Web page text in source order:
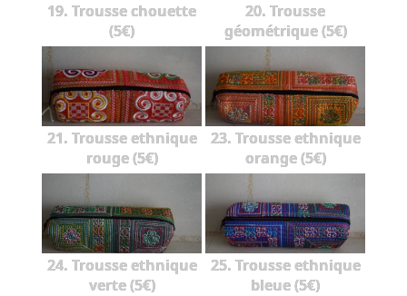
19. Trousse chouette
(5€)
20. Trousse
géométrique (5€)
21. Trousse ethnique
rouge (5€)
23. Trousse ethnique
orange (5€)
24. Trousse ethnique
verte (5€)
25. Trousse ethnique
bleue (5€)